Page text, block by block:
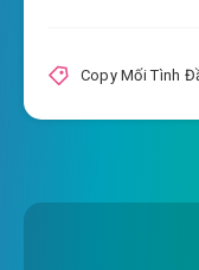
Copy Mối Tình